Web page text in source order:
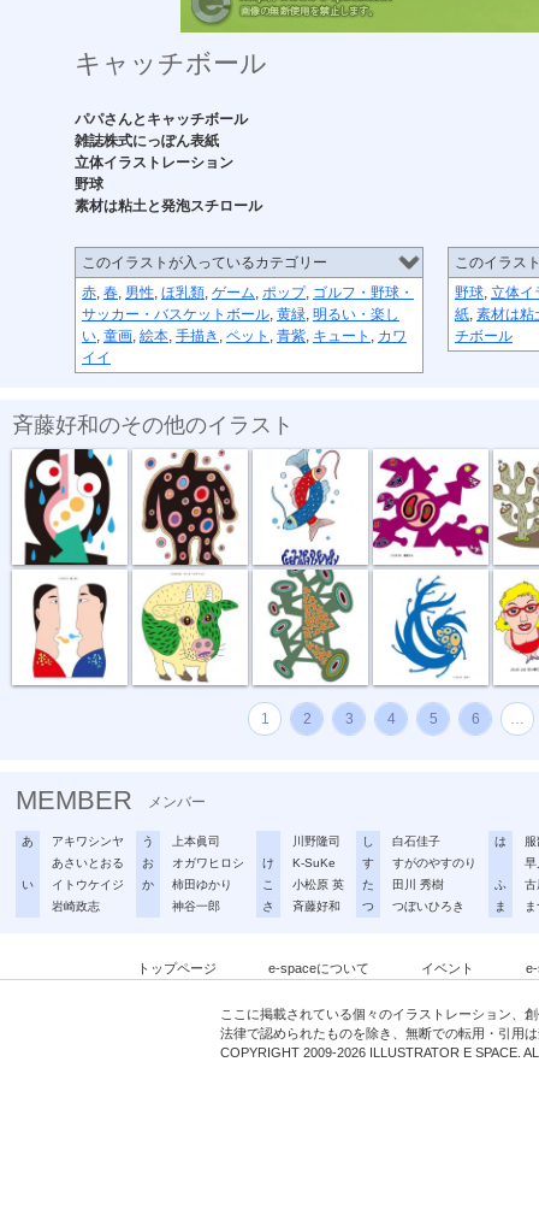
キャッチボール
パパさんとキャッチボール
雑誌株式にっぽん表紙
立体イラストレーション
野球
素材は粘土と発泡スチロール
このイラストが入っているカテゴリー
赤, 春, 男性, ほ乳類, ゲーム, ポップ, ゴルフ・野球・
サッカー・バスケットボール, 黄緑, 明るい・楽し
い, 童画, 絵本, 手描き , ペット , 青紫, キュート , カワ
イイ
このイラス
野球, 立体イ
紙, 素材は粘
チボール
斉藤好和のその他のイラスト
傘がない 正体不明 深海の恋
話し合い オハヨーゴザ... 噂の出所 風祭り ハイ
1 2 3 4 5 6 …
MEMBER メンバー
あ
アキワシンヤ
あさいとおる
い
イトウケイジ
岩崎政志
う
上本眞司
お
オガワヒロシ
か
柿田ゆかり
神谷一郎
川野隆司
け
K-SuKe
こ
小松原 英
さ
斉藤好和
し
白石佳子
す
すがのやすのり
た
田川 秀樹
つ
つぼいひろき
は
早
ふ
古
ま
トップページ e-spaceについて イベント
ここに掲載されている個々のイラストレーション、
法律で認められたものを除き、無断での転用・引用
COPYRIGHT 2009-2026 ILLUSTRATOR E SPACE.